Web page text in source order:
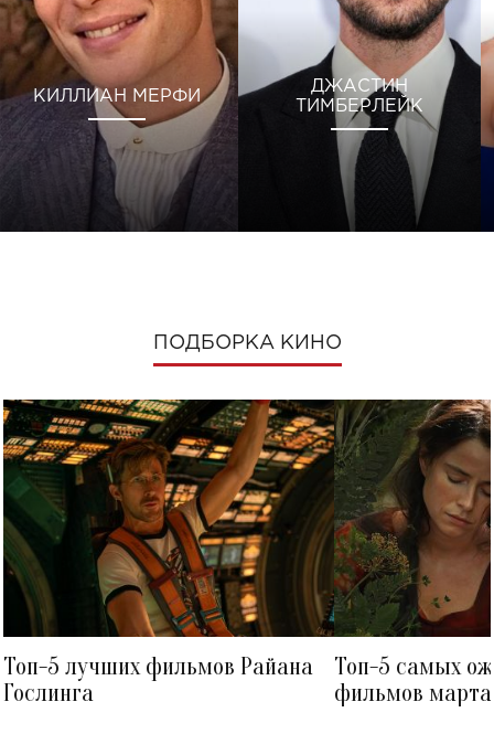
КИЛЛИАН МЕРФИ
ДЖАСТИН
ТИМБЕРЛЕЙК
ПОДБОРКА КИНО
Топ-5 лучших фильмов Райана
Гослинга
Топ-5 самых
фильмов